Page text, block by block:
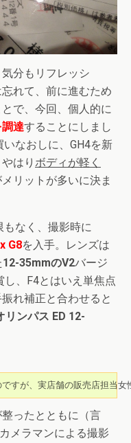
気分もリフレッシ
れて、前に進むため
で、今回、個人的に
達することにしまし
なおしに、GH4を新
はり ボディが軽く
リットが多いに決ま
なく、撮影時に
G8を入手。レンズは
12-35mmのV2バージ
し、F4とはいえ単焦点
れ補正と合わせると
リンパス ED 12-
ですが、実店舗の販売店担当
ったとともに（言
メラマンによる撮影